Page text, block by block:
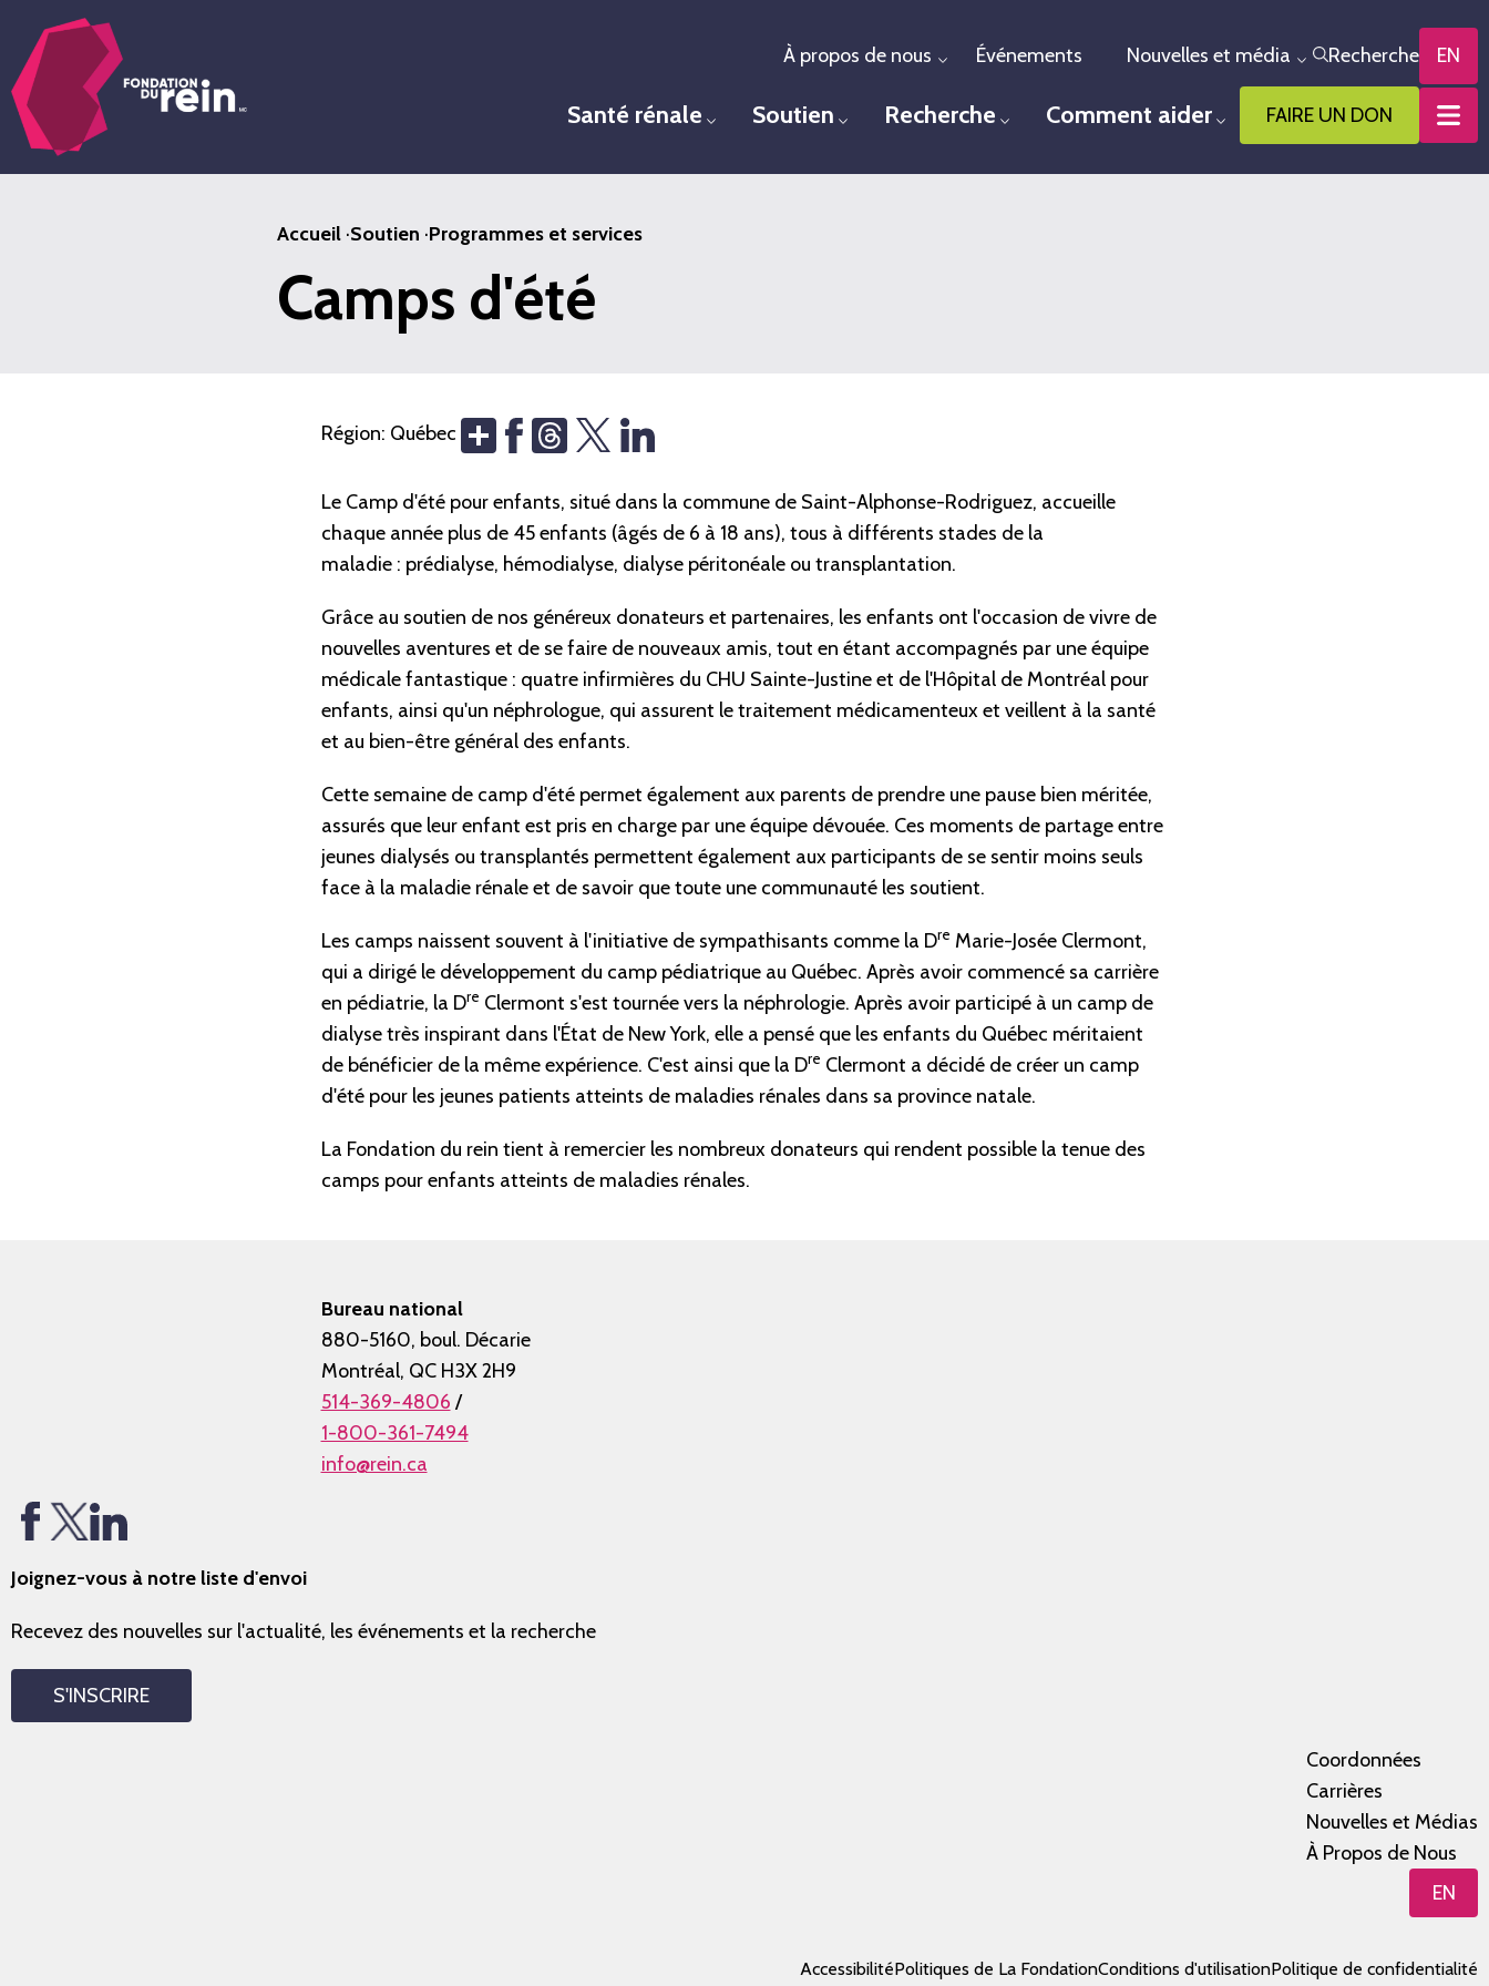
Passer
au
contenu
principal
À propos de nous Toggle menu
Événements Nouvelles et média Toggle menu
Recherche EN
Santé rénale Toggle menu
Soutien Toggle menu
Recherche Toggle menu
Comment aider Toggle menu
FAIRE UN DON
Accueil·Soutien ·Programmes et services
Camps d'été
Région: Québec Share Threads
Le Camp d'été pour enfants, situé dans la commune de Saint-Alphonse-Rodriguez, accueille
chaque année plus de 45 enfants (âgés de 6 à 18 ans), tous à différents stades de la
maladie : prédialyse, hémodialyse, dialyse péritonéale ou transplantation.
Grâce au soutien de nos généreux donateurs et partenaires, les enfants ont l'occasion de vivre de
nouvelles aventures et de se faire de nouveaux amis, tout en étant accompagnés par une équipe
médicale fantastique : quatre infirmières du CHU Sainte-Justine et de l'Hôpital de Montréal pour
enfants, ainsi qu'un néphrologue, qui assurent le traitement médicamenteux et veillent à la santé
et au bien-être général des enfants.
Cette semaine de camp d'été permet également aux parents de prendre une pause bien méritée,
assurés que leur enfant est pris en charge par une équipe dévouée. Ces moments de partage entre
jeunes dialysés ou transplantés permettent également aux participants de se sentir moins seuls
face à la maladie rénale et de savoir que toute une communauté les soutient.
Les camps naissent souvent à l'initiative de sympathisants comme la Dre Marie-Josée Clermont,
qui a dirigé le développement du camp pédiatrique au Québec. Après avoir commencé sa carrière
en pédiatrie, la Dre Clermont s'est tournée vers la néphrologie. Après avoir participé à un camp de
dialyse très inspirant dans l'État de New York, elle a pensé que les enfants du Québec méritaient
de bénéficier de la même expérience. C'est ainsi que la Dre Clermont a décidé de créer un camp
d'été pour les jeunes patients atteints de maladies rénales dans sa province natale.
La Fondation du rein tient à remercier les nombreux donateurs qui rendent possible la tenue des
camps pour enfants atteints de maladies rénales.
Bureau national
880-5160, boul. Décarie
Montréal, QC H3X 2H9
514-369-4806 /
1-800-361-7494
info@rein.ca
Joignez-vous à notre liste d'envoi
Recevez des nouvelles sur l'actualité, les événements et la recherche
S'INSCRIRE
Coordonnées
Carrières
Nouvelles et Médias
À Propos de Nous
EN
AccessibilitéPolitiques de La FondationConditions d'utilisationPolitique de confidentialité